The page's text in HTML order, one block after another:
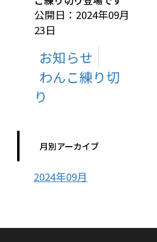
公開日：2024年09月
23日
お知らせ
わんこ練り切
り
月別アーカイブ
2024年09月